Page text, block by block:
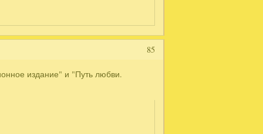
85
издание" и "Путь любви.